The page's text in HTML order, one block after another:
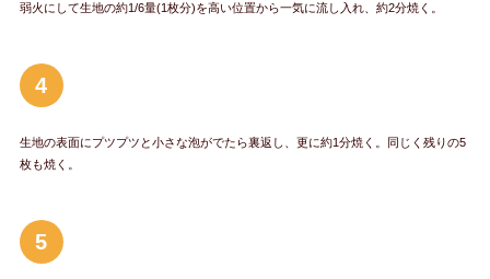
弱火にして生地の約1/6量(1枚分)を高い位置から一気に流し入れ、約2分焼く。
4
生地の表面にプツプツと小さな泡がでたら裏返し、更に約1分焼く。同じく残りの5
枚も焼く。
5